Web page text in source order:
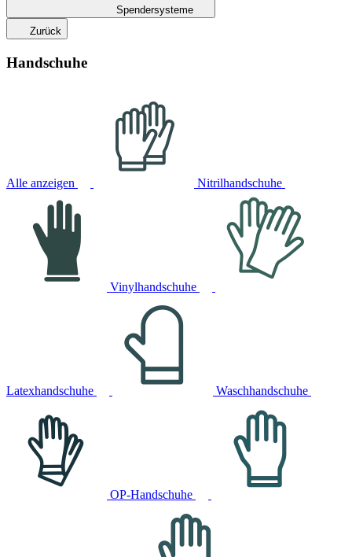
Spendersysteme
Zurück
Handschuhe
Alle anzeigen Nitrilhandschuhe
Vinylhandschuhe
Latexhandschuhe Waschhandschuhe
OP-Handschuhe